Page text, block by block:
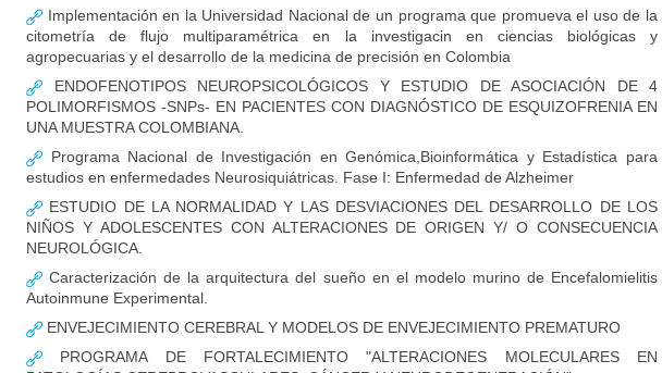
Implementación en la Universidad Nacional de un programa que promueva el uso de la
citometría de flujo multiparamétrica en la investigacin en ciencias biológicas y
agropecuarias y el desarrollo de la medicina de precisión en Colombia
ENDOFENOTIPOS NEUROPSICOLÓGICOS Y ESTUDIO DE ASOCIACIÓN DE 4
POLIMORFISMOS -SNPs- EN PACIENTES CON DIAGNÓSTICO DE ESQUIZOFRENIA EN
UNA MUESTRA COLOMBIANA.
Programa Nacional de Investigación en Genómica,Bioinformática y Estadística para
estudios en enfermedades Neurosiquiátricas. Fase I: Enfermedad de Alzheimer
ESTUDIO DE LA NORMALIDAD Y LAS DESVIACIONES DEL DESARROLLO DE LOS
NIÑOS Y ADOLESCENTES CON ALTERACIONES DE ORIGEN Y/ O CONSECUENCIA
NEUROLÓGICA.
Caracterización de la arquitectura del sueño en el modelo murino de Encefalomielitis
Autoinmune Experimental.
ENVEJECIMIENTO CEREBRAL Y MODELOS DE ENVEJECIMIENTO PREMATURO
PROGRAMA DE FORTALECIMIENTO "ALTERACIONES MOLECULARES EN